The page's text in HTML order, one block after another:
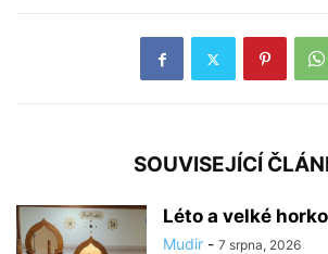
SOUVISEJÍCÍ
Léto a velké
Mudir - 7 srpna, 2026